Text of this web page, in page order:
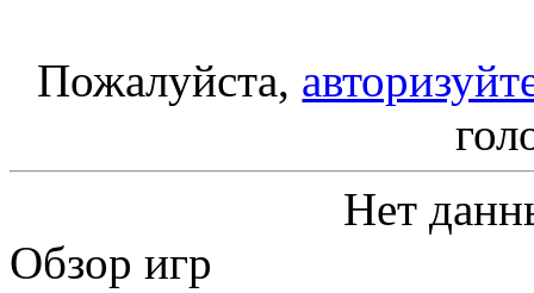
Пожалуйста,
Нет
Обзор игр